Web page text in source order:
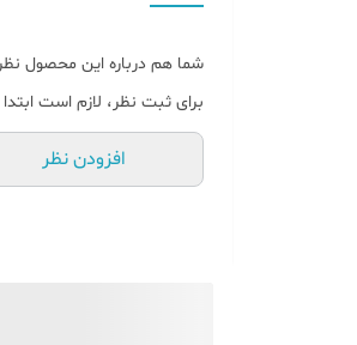
شما هم درباره این محصول
برای ثبت نظر، لازم است
افزودن نظر